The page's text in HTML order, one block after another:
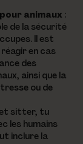
animaux :
de la sécurité
Il est
en cas
des
ainsi que la
ou de
sitter, tu
les humains
inclure la